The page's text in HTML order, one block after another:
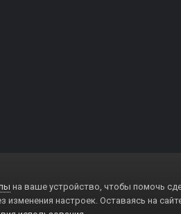
на ваше устройство, чтобы помочь
изменения настроек. Оставаясь на